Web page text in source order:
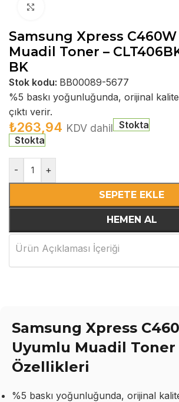
Samsung Xpress
Muadil Toner –
BK
Stok kodu: BB00089-5677
%5 baskı yoğunluğunda, orijinal
çıktı verir.
₺263,94 KDV dahil Stokta
Stokta
- +
SEPETE EKLE
HEMEN AL
Ürün Açıklaması İçeriği
Samsung Xpress
Uyumlu Muadil Toner
Özellikleri
%5 baskı yoğunluğunda, orijinal